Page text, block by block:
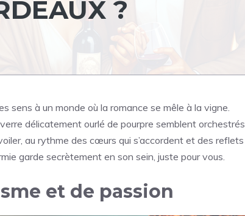
?
sens à un monde où la romance se mêle à la vigne.
délicatement ourlé de pourpre semblent orchestrés
au rythme des cœurs qui s’accordent et des reflets
garde secrètement en son sein, juste pour vous.
et de passion